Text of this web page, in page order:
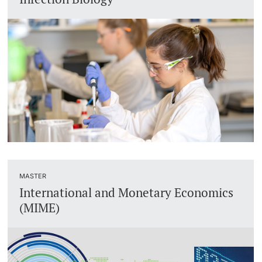
Dozierende
weitere Informationen
Termine & Fristen
Dokumente und Verifikation
«Start Smart»-Week
Mobilität
Campus Credits
Campus Stories
Hörerinnen/Hörer
Student Life
MASTER
International and Monetary Economics
(MIME)